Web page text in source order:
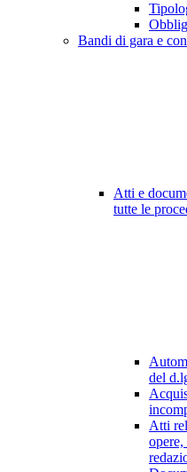
Bandi di gara e
Atti e
tutte le
del
Atti